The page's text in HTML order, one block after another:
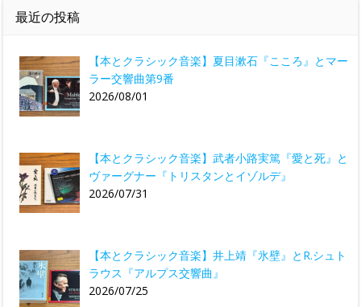
最近の投稿
【本とクラシック音楽】夏目漱石『こころ』とマー
ラー交響曲第9番
2026/08/01
【本とクラシック音楽】武者小路実篤『愛と死』と
ヴァーグナー『トリスタンとイゾルデ』
2026/07/31
【本とクラシック音楽】井上靖『氷壁』とR.シュト
ラウス『アルプス交響曲』
2026/07/25